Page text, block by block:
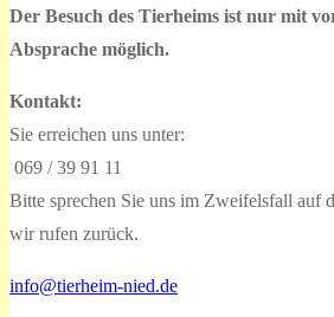
Der Besuch des Tierheims ist nur mit
Absprache möglich.
Kontakt:
Sie erreichen uns unter:
069 / 39 91 11
Bitte sprechen Sie uns im Zweifelsfall auf
wir rufen zurück.
info@tierheim-nied.de